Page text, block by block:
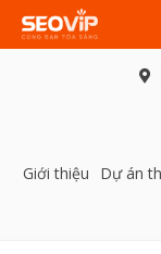
Giới thiệu Dự án